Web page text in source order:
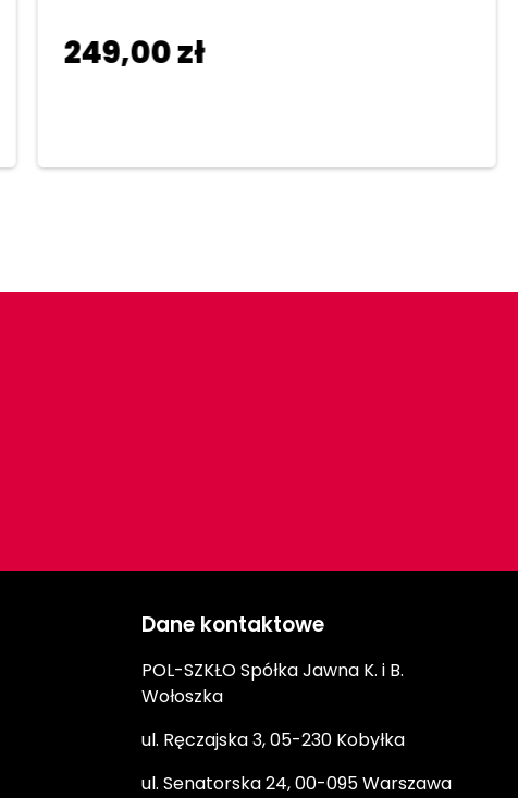
249,00zł
Dane kontaktowe
POL-SZKŁO Spółka Jawna K. i B.
Wołoszka
ul. Ręczajska 3, 05-230 Kobyłka
ul. Senatorska 24, 00-095 Warszawa